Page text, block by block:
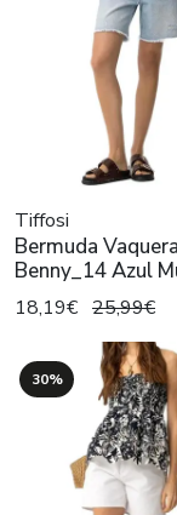
Tiffosi
Bermuda
Benny_14 Azul
18,19€ 25,99€
30%